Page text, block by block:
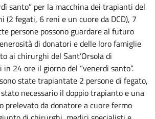
santo” per la macchina dei trapianti del
(2 fegati, 6 reni e un cuore da DCD), 7
persone possono guardare al futuro
di donatori e delle loro famiglie
ai chirurghi del Sant’Orsola di
24 ore il giorno del “venerdì santo”.
state trapiantate 2 persone di fegato,
necessario il doppio trapianto e una
prelevato da donatore a cuore fermo